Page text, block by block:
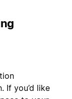
If you’d like